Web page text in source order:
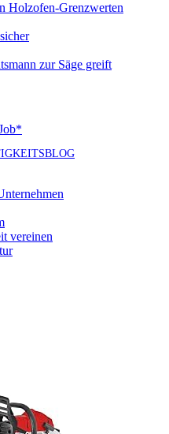
Holzofen-Grenzwerten
zur Säge greift
vereinen